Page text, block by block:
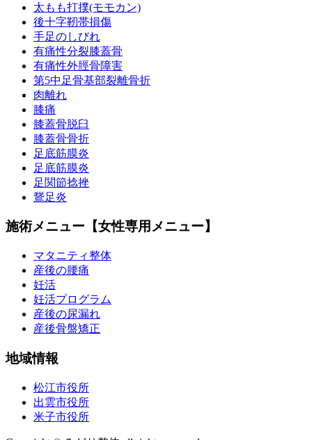
太もも打撲(モモカン)
後十字靭帯損傷
手足のしびれ
有痛性分裂膝蓋骨
有痛性外脛骨障害
第5中足骨基部裂離骨折
肉離れ
膝痛
膝蓋骨脱臼
膝蓋骨骨折
足底筋膜炎
足底筋膜炎
足関節捻挫
鵞足炎
施術メニュー【女性専用メニュー】
マタニティ整体
産後の腰痛
妊活
妊活プログラム
産後の尿漏れ
産後骨盤矯正
地域情報
松江市役所
出雲市役所
米子市役所